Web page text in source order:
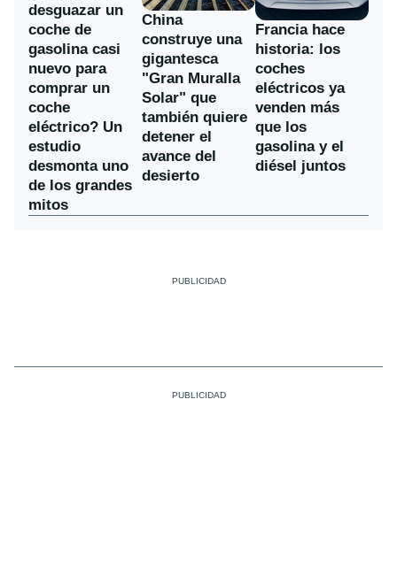
desguazar un
coche de
gasolina casi
nuevo para
comprar un
coche
eléctrico? Un
estudio
desmonta uno
de los grandes
mitos
China
construye una
gigantesca
"Gran Muralla
Solar" que
también quiere
detener el
avance del
desierto
Francia hace
historia: los
coches
eléctricos ya
venden más
que los
gasolina y el
diésel juntos